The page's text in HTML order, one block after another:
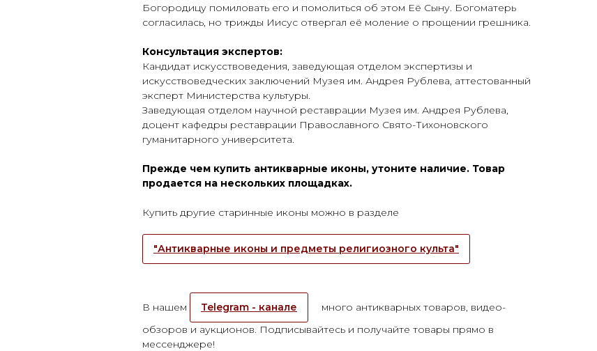
Богородицу помиловать его и помолиться об этом Её Сыну. Богоматерь
согласилась, но трижды Иисус отвергал её моление о прощении грешника.
Консультация экспертов:
Кандидат искусствоведения, заведующая отделом экспертизы и
искусствоведческих заключений Музея им. Андрея Рублева, аттестованный
эксперт Министерства культуры.
Заведующая отделом научной реставрации Музея им. Андрея Рублева,
доцент кафедры реставрации Православного Свято-Тихоновского
гуманитарного университета.
Прежде чем купить антикварные иконы, утоните наличие. Товар
продается на нескольких площадках.
Купить другие старинные иконы можно в разделе
"Антикварные иконы и предметы религиозного культа"
В нашем Telegram - канале
много антикварных товаров, видео-
обзоров и аукционов. Подписывайтесь и получайте товары прямо в
мессенджере!